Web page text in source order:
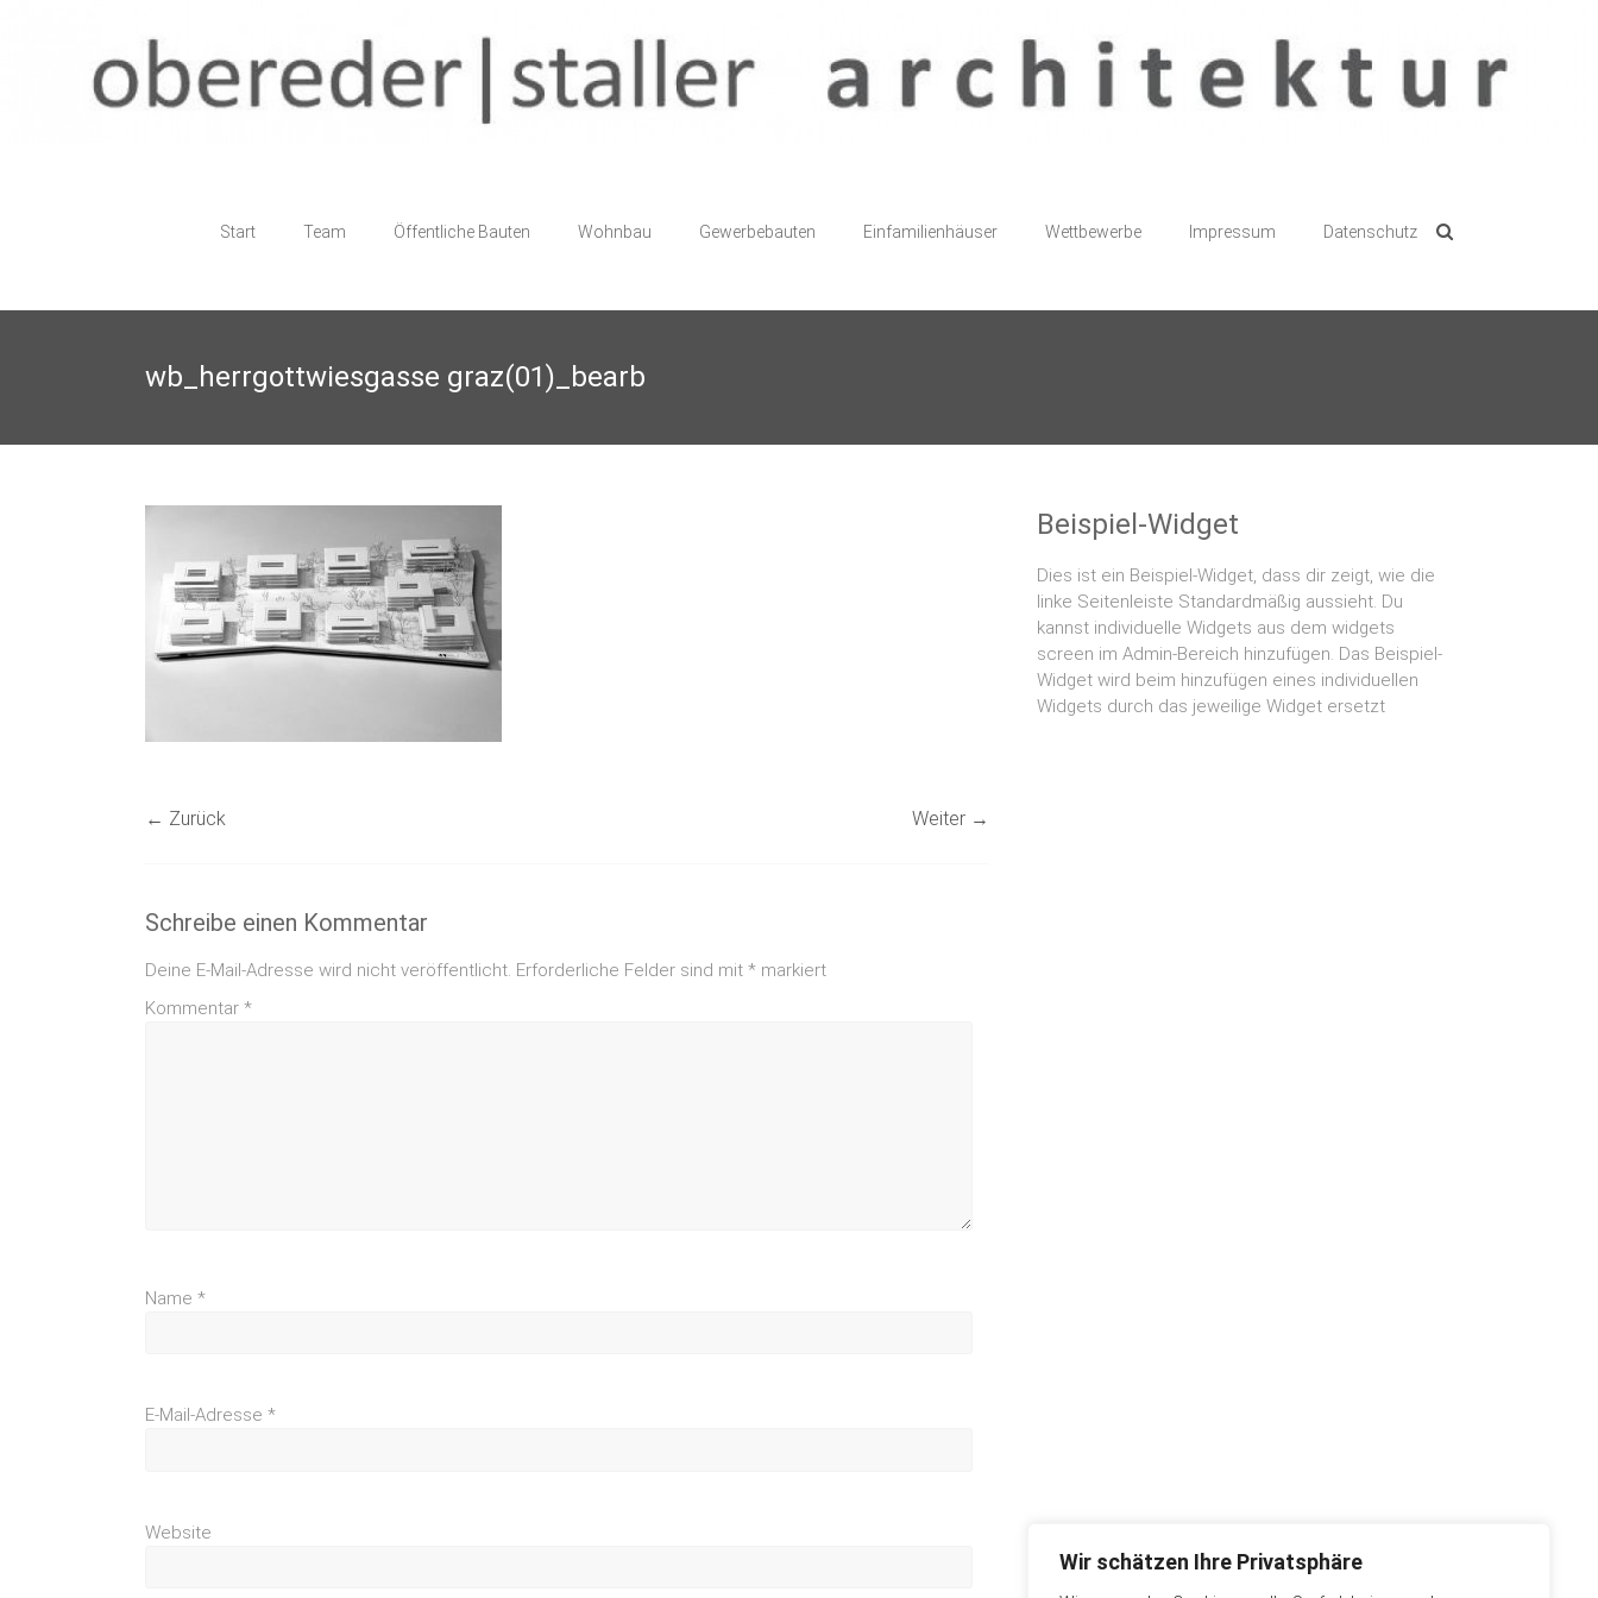
Wir schätzen Ihre Privatsphäre
staller
architektur
Start Team Öffentliche Bauten Wohnbau Gewerbebauten Einfamilienhäuser Wettbewerbe Impressum Datenschutz
wb_herrgottwiesgasse graz(01)_bearb
← Zurück Weiter →
Schreibe einen Kommentar
Deine E-Mail-Adresse wird nicht veröffentlicht. Erforderliche Felder sind mit * markiert
Kommentar *
Name *
E-Mail-Adresse *
Website
Beispiel-Widget
Dies ist ein Beispiel-Widget, dass dir zeigt, wie die
linke Seitenleiste Standardmäßig aussieht. Du
kannst individuelle Widgets aus dem widgets
screen im Admin-Bereich hinzufügen. Das Beispiel-
Widget wird beim hinzufügen eines individuellen
Widgets durch das jeweilige Widget ersetzt